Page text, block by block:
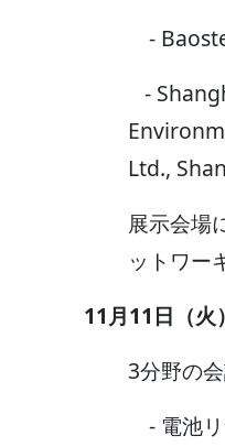
-
-
Ltd.,
展示会場
ットワー
11月11日（火）
3分野の会
- 電池